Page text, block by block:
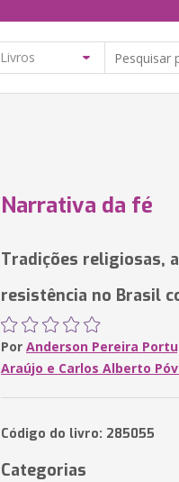
Narrativa da fé
Tradições religiosas,
resistência no Brasil
Por Anderson Pereira
Araújo e Carlos Alberto
Código do livro: 285055
Categorias